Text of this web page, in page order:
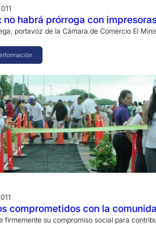
no habrá prórroga con
portavoz de la Cámara de Comercio El
comprometidos con la
firmemente su compromiso social para